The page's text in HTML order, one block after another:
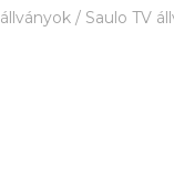
állványok / Saulo TV
TV